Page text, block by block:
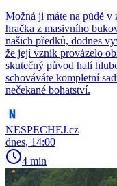
Možná ji máte na půdě v
hračka z masivního
našich předků, dodnes
že její vznik provázelo
skutečný původ halí
schováváte kompletní
nečekané bohatství.
NESPECHEJ.cz
dnes, 14:00
4 min